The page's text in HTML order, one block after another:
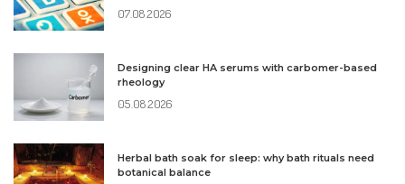
07.08.2026
Designing clear HA serums with carbomer-based
rheology
05.08.2026
Herbal bath soak for sleep: why bath rituals need
botanical balance